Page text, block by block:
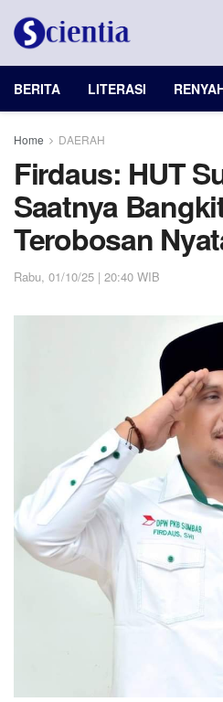
BERITA LITERASI
Home DAERAH
Firdaus: HUT
Saatnya
Terobosan
Rabu, 01/10/25 | 20:40 WIB